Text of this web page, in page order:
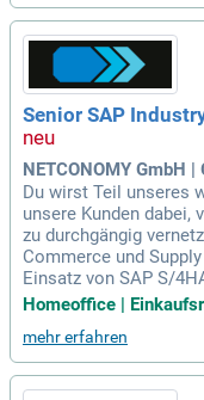
Senior SAP
NETCONOMY GmbH
Du wirst Teil unseres
unsere Kunden
zu durchgängig
Commerce und
Einsatz von SAP S/
Homeoffice |
mehr erfahren